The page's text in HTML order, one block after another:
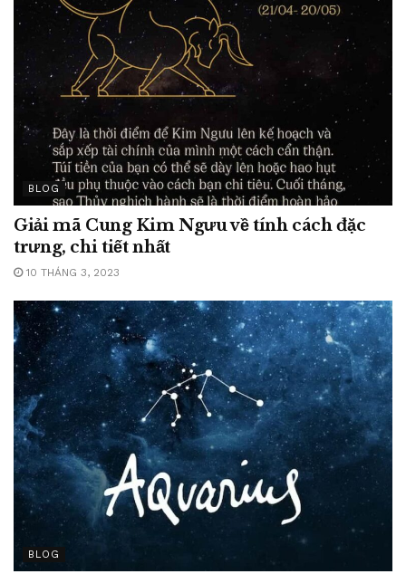
BLOG
Giải mã Cung Kim Ngưu về tính cách đặc
trưng, chi tiết nhất
10 THÁNG 3, 2023
BLOG